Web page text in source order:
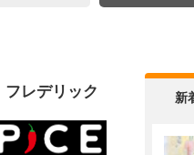
レデリック
新